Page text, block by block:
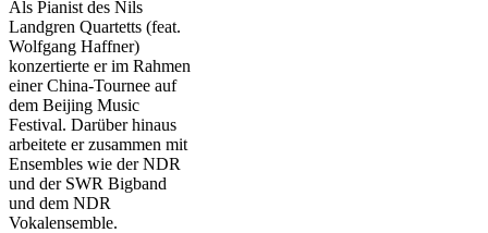
Als Pianist des Nils
Landgren Quartetts (feat.
Wolfgang Haffner)
konzertierte er im Rahmen
einer China-Tournee auf
dem Beijing Music
Festival. Darüber hinaus
arbeitete er zusammen mit
Ensembles wie der NDR
und der SWR Bigband
und dem NDR
Vokalensemble.